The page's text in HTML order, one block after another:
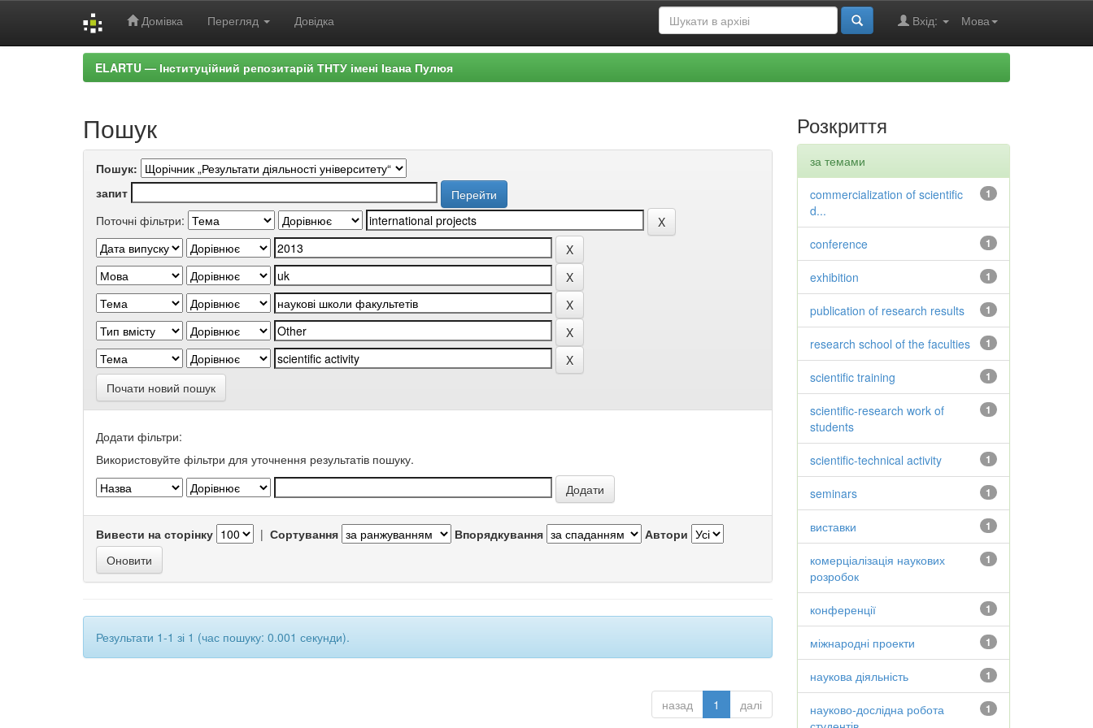
Домівка Перегляд Довідка Мова
Вхід:
ELARTU — Інституційний репозитарій ТНТУ імені Івана Пулюя
Пошук
Пошук:
запит
Поточні фільтри:
Почати новий пошук
Додати фільтри:
Використовуйте фільтри для уточнення результатів пошуку.
Вивести на сторінку | Сортування Впорядкування Автори
Результати 1-1 зі 1 (час пошуку: 0.001 секунди).
назад 1 далі
Розкриття
за темами
1
commercialization of scientific
d...
1
conference
1
exhibition
1
publication of research results
1
research school of the faculties
1
scientific training
1
scientific-research work of
students
1
scientific-technical activity
1
seminars
1
виставки
1
комерціалізація наукових
розробок
1
конференції
1
міжнародні проекти
1
наукова діяльність
1
науково-дослідна робота